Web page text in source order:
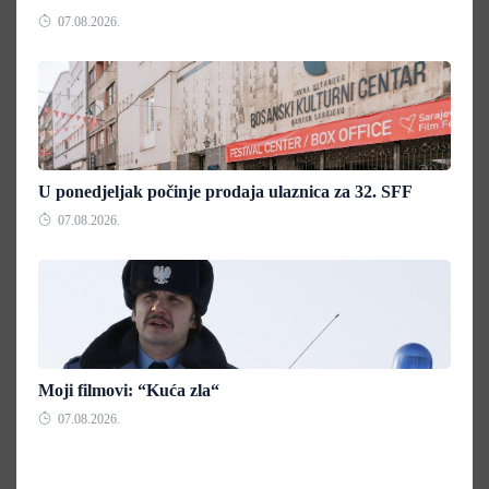
07.08.2026.
U ponedjeljak počinje prodaja ulaznica za 32. SFF
07.08.2026.
Moji filmovi: “Kuća zla“
07.08.2026.